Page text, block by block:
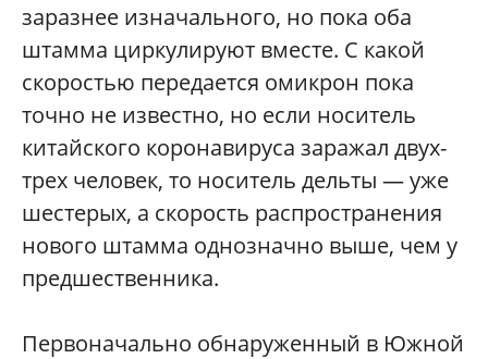
заразнее изначального, но пока оба
штамма циркулируют вместе. С какой
скоростью передается омикрон пока
точно не известно, но если носитель
китайского коронавируса заражал двух-
трех человек, то носитель дельты — уже
шестерых, а скорость распространения
нового штамма однозначно выше, чем у
предшественника.
Первоначально обнаруженный в Южной